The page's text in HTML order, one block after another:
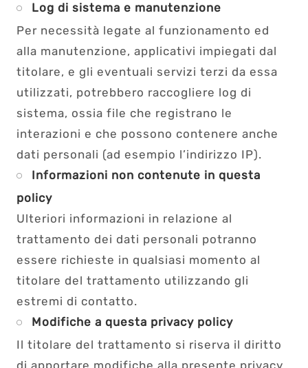
Log di sistema e manutenzione
Per necessità legate al funzionamento ed
alla manutenzione, applicativi impiegati dal
titolare, e gli eventuali servizi terzi da essa
utilizzati, potrebbero raccogliere log di
sistema, ossia file che registrano le
interazioni e che possono contenere anche
dati personali (ad esempio l’indirizzo IP).
Informazioni non contenute in questa
policy
Ulteriori informazioni in relazione al
trattamento dei dati personali potranno
essere richieste in qualsiasi momento al
titolare del trattamento utilizzando gli
estremi di contatto.
Modifiche a questa privacy policy
Il titolare del trattamento si riserva il diritto
di apportare modifiche alla presente privacy